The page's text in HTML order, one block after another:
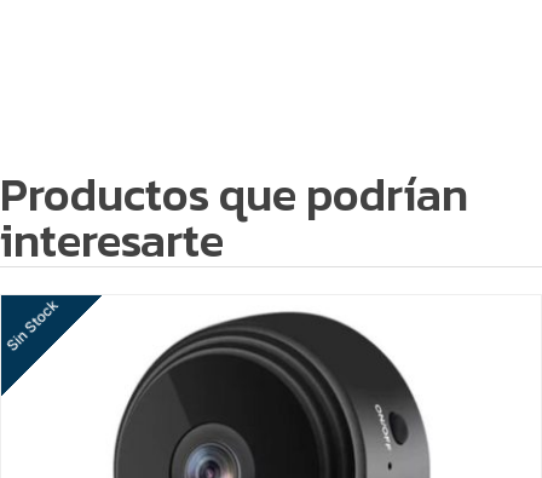
Productos que podrían
interesarte
Sin Stock